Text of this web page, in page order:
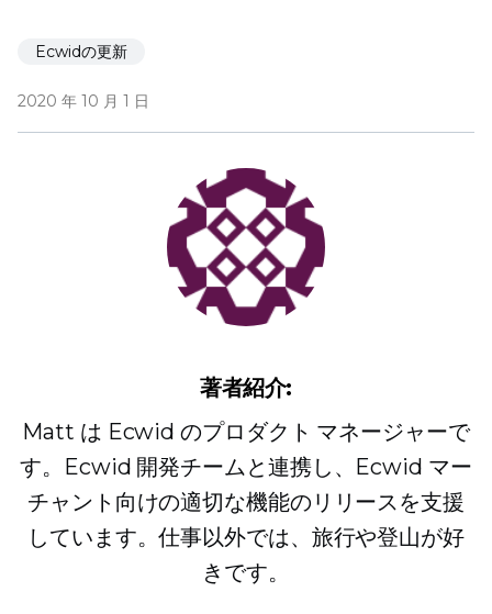
Ecwidの更新
2020 年 10 月 1 日
著者紹介:
Matt は Ecwid のプロダクト マネージャーで
す。Ecwid 開発チームと連携し、Ecwid マー
チャント向けの適切な機能のリリースを支援
しています。仕事以外では、旅行や登山が好
きです。